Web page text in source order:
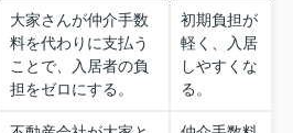
大家さんが仲介手数
料を代わりに支払う
ことで、入居者の負
担をゼロにする。
初期負担が
軽く、入居
しやすくな
る。